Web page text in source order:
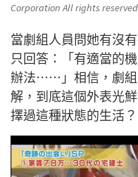
Corporation All rights
當劇組人員問她有沒
只回答：「有適當的
辦法⋯⋯」相信，劇組
解，到底這個外表光
擇過這種狀態的生活？